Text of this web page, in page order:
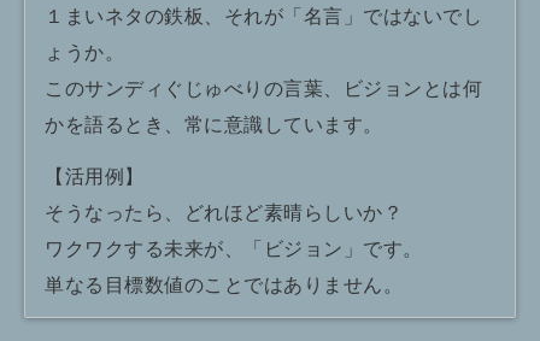
１まいネタの鉄板、それが「名言」ではないでし
ょうか。
このサンディぐじゅべりの言葉、ビジョンとは何
かを語るとき、常に意識しています。
【活用例】
そうなったら、どれほど素晴らしいか？
ワクワクする未来が、「ビジョン」です。
単なる目標数値のことではありません。